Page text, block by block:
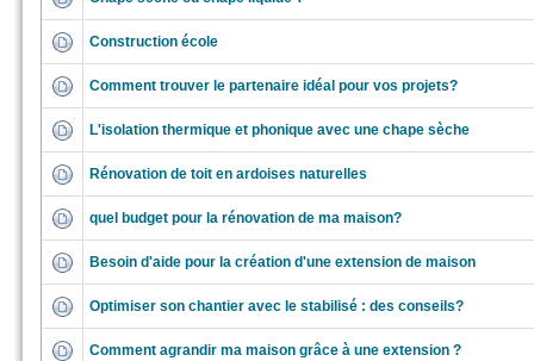
Construction école
Comment trouver le partenaire idéal pour vos projets?
L'isolation thermique et phonique avec une chape sèche
Rénovation de toit en ardoises naturelles
quel budget pour la rénovation de ma maison?
Besoin d'aide pour la création d'une extension de maison
Optimiser son chantier avec le stabilisé : des conseils?
Comment agrandir ma maison grâce à une extension ?